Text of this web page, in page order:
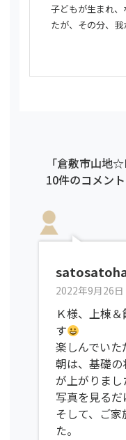
子どもが生まれ
たが、その分、
「倉敷市山地
10件のコメント
2022年9月26日
Ｋ様、上棟
す
楽しんでいた
朝は、基礎
が上がりまし
写真を見るだ
そして、ご
た。